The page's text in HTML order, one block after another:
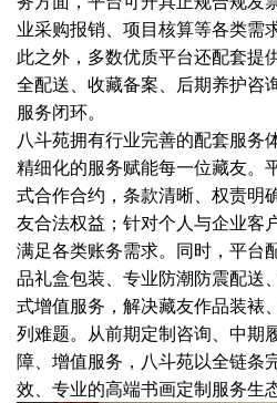
业采购报销、项目核算等各类需
此之外，多数优质平台还配套提
全配送、收藏备案、后期养护咨
服务闭环。
八斗苑拥有行业完善的配套服务
精细化的服务赋能每一位藏友。
式合作合约，条款清晰、权责明
友合法权益；针对个人与企业客
满足各类账务需求。同时，平台
品礼盒包装、专业防潮防震配送
式增值服务，解决藏友作品装裱
列难题。从前期定制咨询、中期
障、增值服务，八斗苑以全链条
效、专业的高端书画定制服务生态